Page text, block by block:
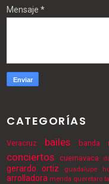
Mensaje*
CATEGORÍAS
Veracruz bailes banda
conciertos cuernavaca
gerardo ortiz guadalupe
arrolladora merida queretaro